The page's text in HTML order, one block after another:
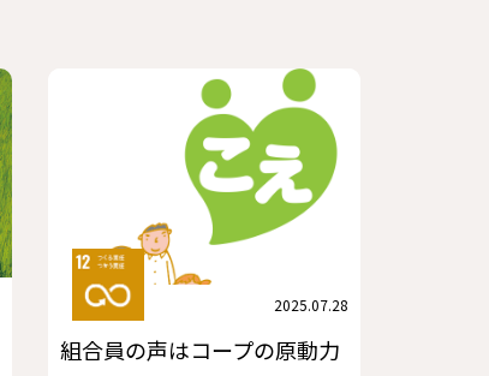
2025.07.28
組合員の声はコープの原動力